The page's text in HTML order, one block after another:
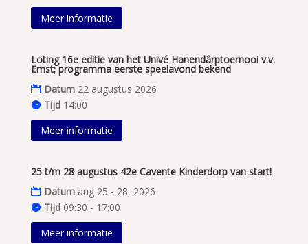
Meer informatie
Loting 16e editie van het Univé Hanendârptoernooi v.v.
Emst; programma eerste speelavond bekend
Datum 22 augustus 2026
Tijd 14:00
Meer informatie
25 t/m 28 augustus 42e Cavente Kinderdorp van start!
Datum aug 25 - 28, 2026
Tijd 09:30 - 17:00
Meer informatie